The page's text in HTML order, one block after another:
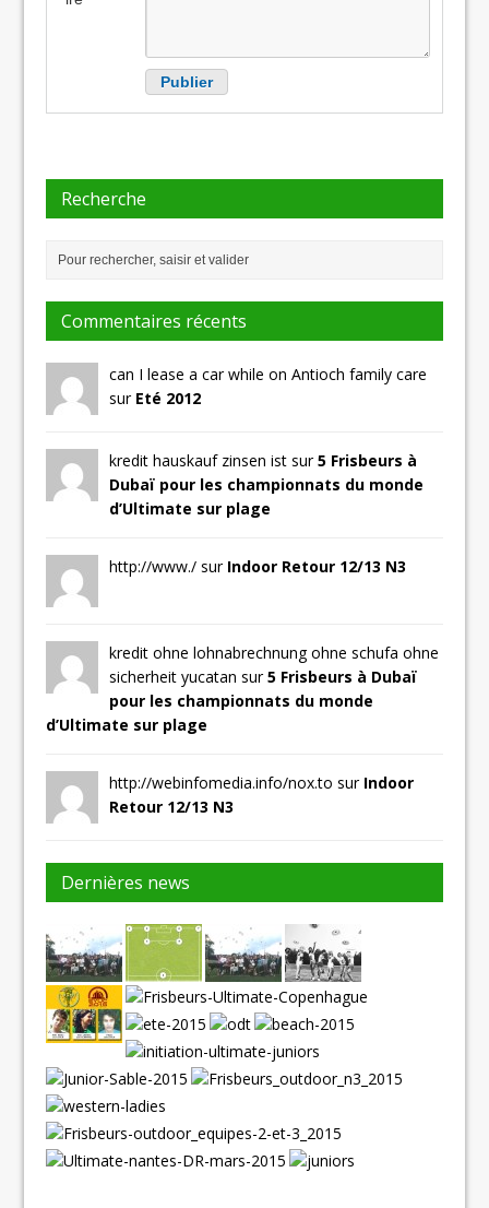
Recherche
Commentaires récents
can I lease a car while on Antioch family care
sur Eté 2012
kredit hauskauf zinsen ist sur5 Frisbeurs à
Dubaï pour les championnats du monde
d’Ultimate sur plage
http://www./ sur Indoor Retour 12/13 N3
kredit ohne lohnabrechnung ohne schufa ohne
sicherheit yucatan sur5 Frisbeurs à Dubaï
pour les championnats du monde
d’Ultimate sur plage
http://webinfomedia.info/nox.to sur Indoor
Retour 12/13 N3
Dernières news